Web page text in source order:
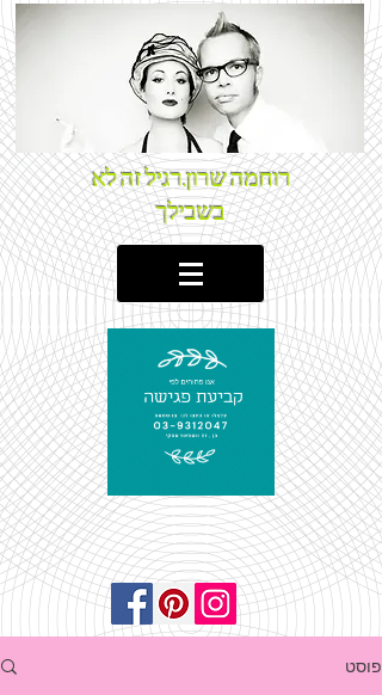
רוחמה שרון.רגיל זה לא
בשבילך
פוסט